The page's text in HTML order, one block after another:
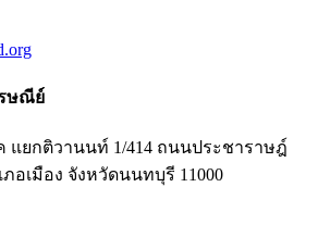
ษณีย์
แยกติวานนท์ 1/414 ถนนประชาราษฎ์
อเมือง จังหวัดนนทบุรี 11000